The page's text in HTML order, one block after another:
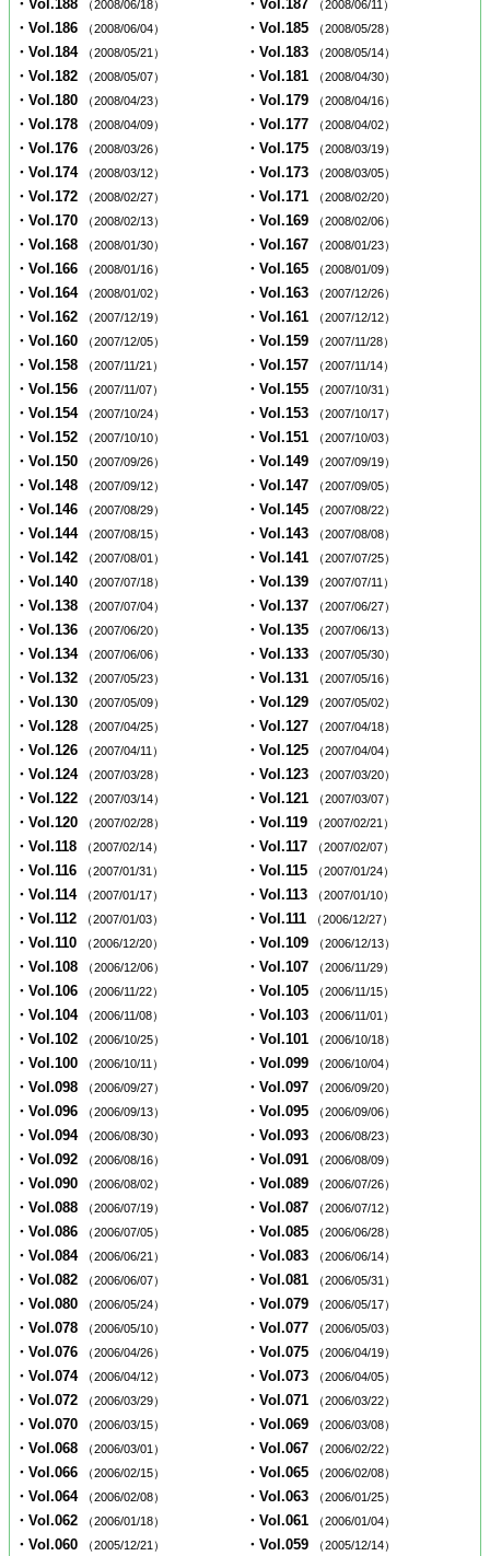
・Vol.188 （2008/06/18） ・Vol.187 （2008/06/11）
・Vol.186 （2008/06/04） ・Vol.185 （2008/05/28）
・Vol.184 （2008/05/21） ・Vol.183 （2008/05/14）
・Vol.182 （2008/05/07） ・Vol.181 （2008/04/30）
・Vol.180 （2008/04/23） ・Vol.179 （2008/04/16）
・Vol.178 （2008/04/09） ・Vol.177 （2008/04/02）
・Vol.176 （2008/03/26） ・Vol.175 （2008/03/19）
・Vol.174 （2008/03/12） ・Vol.173 （2008/03/05）
・Vol.172 （2008/02/27） ・Vol.171 （2008/02/20）
・Vol.170 （2008/02/13） ・Vol.169 （2008/02/06）
・Vol.168 （2008/01/30） ・Vol.167 （2008/01/23）
・Vol.166 （2008/01/16） ・Vol.165 （2008/01/09）
・Vol.164 （2008/01/02） ・Vol.163 （2007/12/26）
・Vol.162 （2007/12/19） ・Vol.161 （2007/12/12）
・Vol.160 （2007/12/05） ・Vol.159 （2007/11/28）
・Vol.158 （2007/11/21） ・Vol.157 （2007/11/14）
・Vol.156 （2007/11/07） ・Vol.155 （2007/10/31）
・Vol.154 （2007/10/24） ・Vol.153 （2007/10/17）
・Vol.152 （2007/10/10） ・Vol.151 （2007/10/03）
・Vol.150 （2007/09/26） ・Vol.149 （2007/09/19）
・Vol.148 （2007/09/12） ・Vol.147 （2007/09/05）
・Vol.146 （2007/08/29） ・Vol.145 （2007/08/22）
・Vol.144 （2007/08/15） ・Vol.143 （2007/08/08）
・Vol.142 （2007/08/01） ・Vol.141 （2007/07/25）
・Vol.140 （2007/07/18） ・Vol.139 （2007/07/11）
・Vol.138 （2007/07/04） ・Vol.137 （2007/06/27）
・Vol.136 （2007/06/20） ・Vol.135 （2007/06/13）
・Vol.134 （2007/06/06） ・Vol.133 （2007/05/30）
・Vol.132 （2007/05/23） ・Vol.131 （2007/05/16）
・Vol.130 （2007/05/09） ・Vol.129 （2007/05/02）
・Vol.128 （2007/04/25） ・Vol.127 （2007/04/18）
・Vol.126 （2007/04/11） ・Vol.125 （2007/04/04）
・Vol.124 （2007/03/28） ・Vol.123 （2007/03/20）
・Vol.122 （2007/03/14） ・Vol.121 （2007/03/07）
・Vol.120 （2007/02/28） ・Vol.119 （2007/02/21）
・Vol.118 （2007/02/14） ・Vol.117 （2007/02/07）
・Vol.116 （2007/01/31） ・Vol.115 （2007/01/24）
・Vol.114 （2007/01/17） ・Vol.113 （2007/01/10）
・Vol.112 （2007/01/03） ・Vol.111 （2006/12/27）
・Vol.110 （2006/12/20） ・Vol.109 （2006/12/13）
・Vol.108 （2006/12/06） ・Vol.107 （2006/11/29）
・Vol.106 （2006/11/22） ・Vol.105 （2006/11/15）
・Vol.104 （2006/11/08） ・Vol.103 （2006/11/01）
・Vol.102 （2006/10/25） ・Vol.101 （2006/10/18）
・Vol.100 （2006/10/11） ・Vol.099 （2006/10/04）
・Vol.098 （2006/09/27） ・Vol.097 （2006/09/20）
・Vol.096 （2006/09/13） ・Vol.095 （2006/09/06）
・Vol.094 （2006/08/30） ・Vol.093 （2006/08/23）
・Vol.092 （2006/08/16） ・Vol.091 （2006/08/09）
・Vol.090 （2006/08/02） ・Vol.089 （2006/07/26）
・Vol.088 （2006/07/19） ・Vol.087 （2006/07/12）
・Vol.086 （2006/07/05） ・Vol.085 （2006/06/28）
・Vol.084 （2006/06/21） ・Vol.083 （2006/06/14）
・Vol.082 （2006/06/07） ・Vol.081 （2006/05/31）
・Vol.080 （2006/05/24） ・Vol.079 （2006/05/17）
・Vol.078 （2006/05/10） ・Vol.077 （2006/05/03）
・Vol.076 （2006/04/26） ・Vol.075 （2006/04/19）
・Vol.074 （2006/04/12） ・Vol.073 （2006/04/05）
・Vol.072 （2006/03/29） ・Vol.071 （2006/03/22）
・Vol.070 （2006/03/15） ・Vol.069 （2006/03/08）
・Vol.068 （2006/03/01） ・Vol.067 （2006/02/22）
・Vol.066 （2006/02/15） ・Vol.065 （2006/02/08）
・Vol.064 （2006/02/08） ・Vol.063 （2006/01/25）
・Vol.062 （2006/01/18） ・Vol.061 （2006/01/04）
・Vol.060 （2005/12/21） ・Vol.059 （2005/12/14）